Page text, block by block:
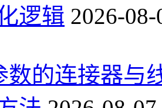
逻辑 2026-
数的连接器与